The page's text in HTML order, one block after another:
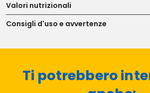
Valori nutrizionali
Consigli d'uso e avvertenze
Ti potrebbero